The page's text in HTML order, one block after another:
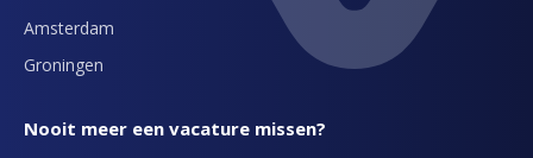
Amsterdam
Groningen
Nooit meer een vacature missen?